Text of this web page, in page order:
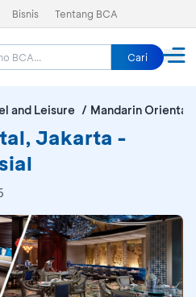
Bisnis Tentang BCA
Cari
and Leisure Mandarin
Jakarta -